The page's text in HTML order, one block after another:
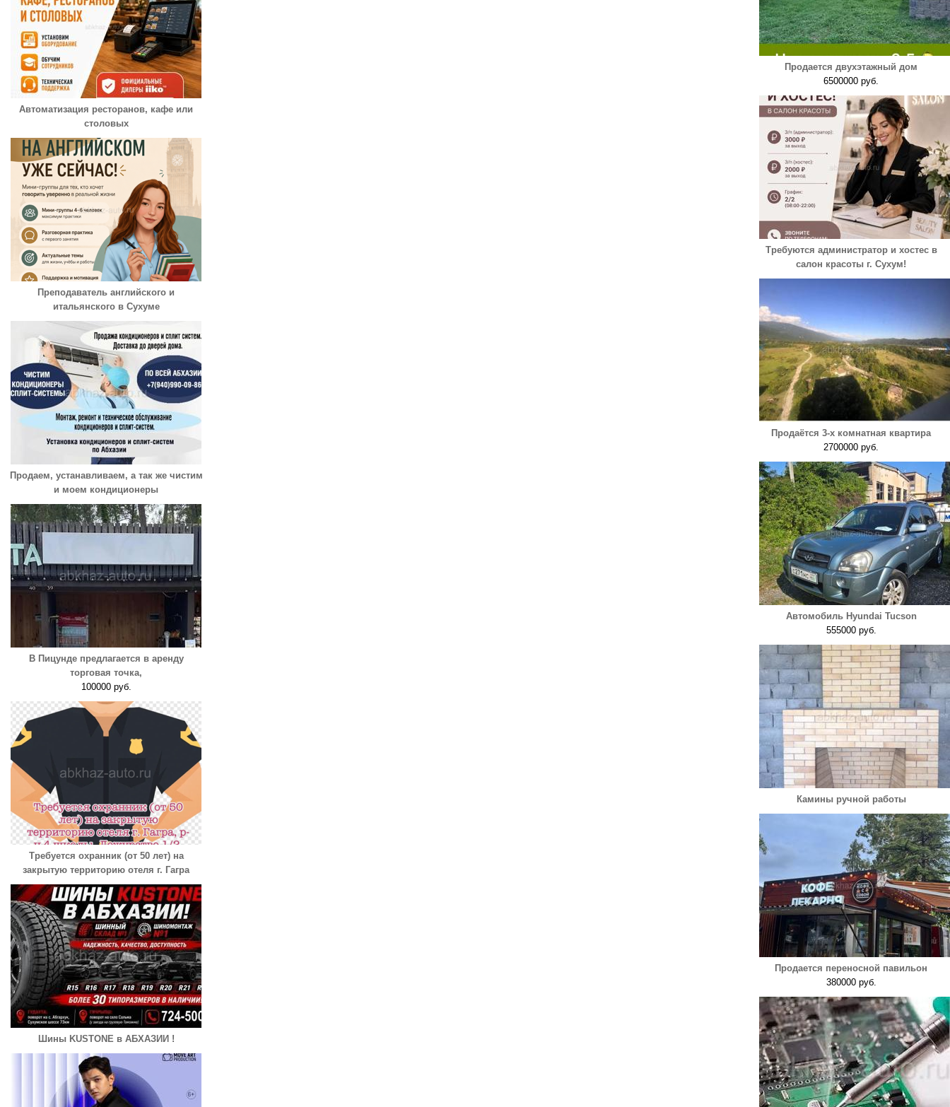
Автоматизация ресторанов, кафе или
столовых
Преподаватель английского и
итальянского в Сухуме
Продаем, устанавливаем, а так же чистим
и моем кондиционеры
В Пицунде предлагается в аренду
торговая точка,
100000 руб.
Требуется охранник (от 50 лет) на
закрытую территорию отеля г. Гагра
Шины KUSTONE в АБХАЗИИ !
Продается двухэтажный дом
6500000 руб.
Требуются администратор и хостес в
салон красоты г. Сухум!
Продаётся 3-х комнатная квартира
2700000 руб.
Автомобиль Hyundai Tucson
555000 руб.
Камины ручной работы
Продается переносной павильон
380000 руб.